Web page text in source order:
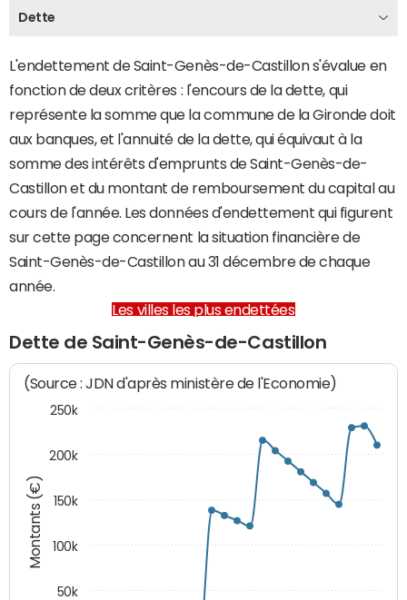
Dette
L'endettement de Saint-Genès-de-Castillon s'évalue en
fonction de deux critères : l'encours de la dette, qui
représente la somme que la commune de la Gironde doit
aux banques, et l'annuité de la dette, qui équivaut à la
somme des intérêts d'emprunts de Saint-Genès-de-
Castillon et du montant de remboursement du capital au
cours de l'année. Les données d'endettement qui figurent
sur cette page concernent la situation financière de
Saint-Genès-de-Castillon au 31 décembre de chaque
année.
Les villes les plus endettées
Dette de Saint-Genès-de-Castillon
Montants (€)
(Source : JDN d'après ministère de l'Economie)
50k
100k
150k
200k
250k